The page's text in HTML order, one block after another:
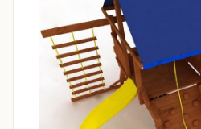
Как заказать
Доставка
Сотрудничество